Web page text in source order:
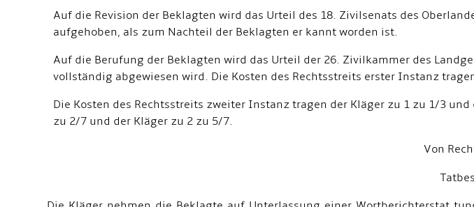
Auf die Revision der Beklagten wird das Urteil des 18. Zivilsenats des
aufgehoben, als zum Nachteil der Beklagten er kannt worden ist.
Auf die Berufung der Beklagten wird das Urteil der 26. Zivilkammer des
vollständig abgewiesen wird. Die Kosten des Rechtsstreits erster Instanz
Die Kosten des Rechtsstreits zweiter Instanz tragen der Kläger zu 1 zu 1/3
zu 2/7 und der Kläger zu 2 zu 5/7.
Von